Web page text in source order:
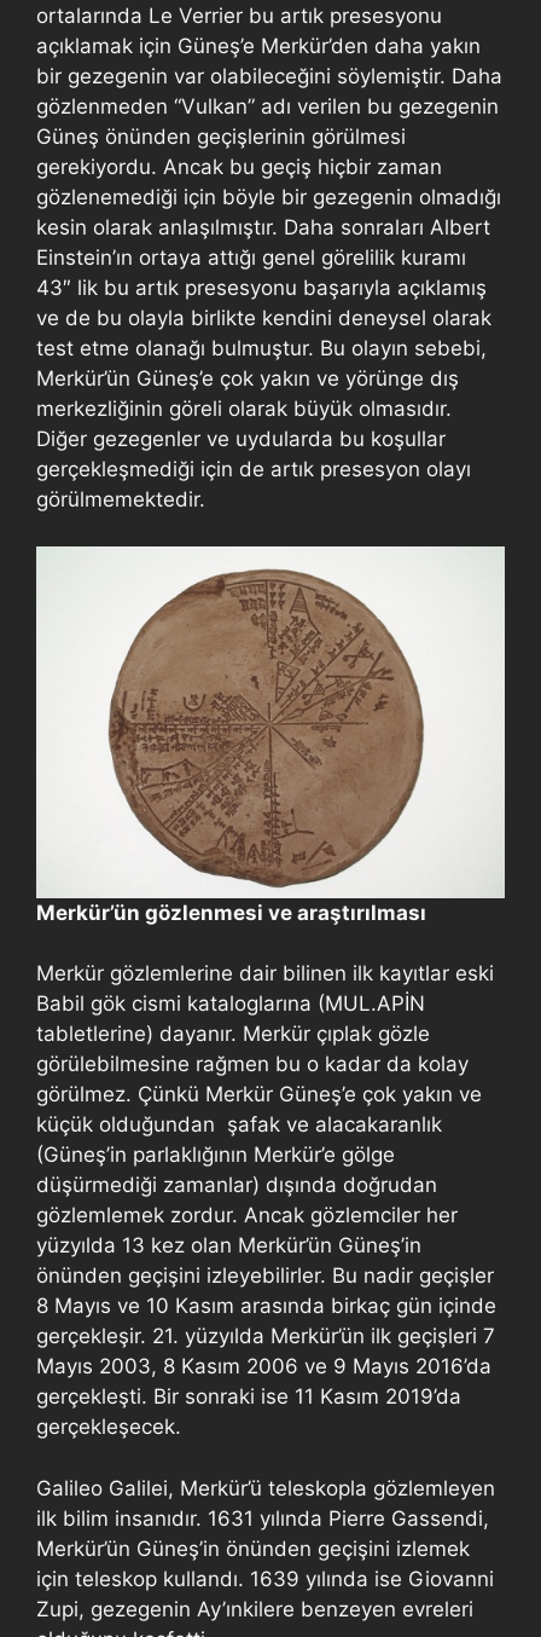
ortalarında Le Verrier bu artık presesyonu
açıklamak için Güneş’e Merkür’den daha yakın
bir gezegenin var olabileceğini söylemiştir. Daha
gözlenmeden “Vulkan” adı verilen bu gezegenin
Güneş önünden geçişlerinin görülmesi
gerekiyordu. Ancak bu geçiş hiçbir zaman
gözlenemediği için böyle bir gezegenin olmadığı
kesin olarak anlaşılmıştır. Daha sonraları Albert
Einstein’ın ortaya attığı genel görelilik kuramı
43″ lik bu artık presesyonu başarıyla açıklamış
ve de bu olayla birlikte kendini deneysel olarak
test etme olanağı bulmuştur. Bu olayın sebebi,
Merkür’ün Güneş’e çok yakın ve yörünge dış
merkezliğinin göreli olarak büyük olmasıdır.
Diğer gezegenler ve uydularda bu koşullar
gerçekleşmediği için de artık presesyon olayı
görülmemektedir.
Merkür’ün gözlenmesi ve araştırılması
Merkür gözlemlerine dair bilinen ilk kayıtlar eski
Babil gök cismi kataloglarına (MUL.APİN
tabletlerine) dayanır. Merkür çıplak gözle
görülebilmesine rağmen bu o kadar da kolay
görülmez. Çünkü Merkür Güneş’e çok yakın ve
küçük olduğundan şafak ve alacakaranlık
(Güneş’in parlaklığının Merkür’e gölge
düşürmediği zamanlar) dışında doğrudan
gözlemlemek zordur. Ancak gözlemciler her
yüzyılda 13 kez olan Merkür’ün Güneş’in
önünden geçişini izleyebilirler. Bu nadir geçişler
8 Mayıs ve 10 Kasım arasında birkaç gün içinde
gerçekleşir. 21. yüzyılda Merkür’ün ilk geçişleri 7
Mayıs 2003, 8 Kasım 2006 ve 9 Mayıs 2016’da
gerçekleşti. Bir sonraki ise 11 Kasım 2019’da
gerçekleşecek.
Galileo Galilei, Merkür’ü teleskopla gözlemleyen
ilk bilim insanıdır. 1631 yılında Pierre Gassendi,
Merkür’ün Güneş’in önünden geçişini izlemek
için teleskop kullandı. 1639 yılında ise Giovanni
Zupi, gezegenin Ay’ınkilere benzeyen evreleri